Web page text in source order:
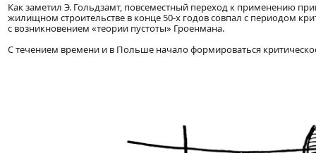
Как заметил Э. Гольдзамт, повсеместный переход к применению
жилищном строительстве в конце 50-х годов совпал с периодом
с возникновением «теории пустоты» Гроенмана.
С течением времени и в Польше начало формироваться